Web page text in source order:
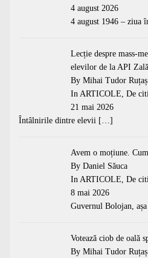
4 august 2026
4 august 1946 – ziua
Lecție despre mass-
elevilor de la API
By Mihai Tudor Ruțaș
In ARTICOLE, De
21 mai 2026
Întâlnirile dintre elevii […]
Avem o moțiune.
By Daniel Săuca
In ARTICOLE, De
8 mai 2026
Guvernul Bolojan,
Votează ciob de oală
By Mihai Tudor Ruțaș